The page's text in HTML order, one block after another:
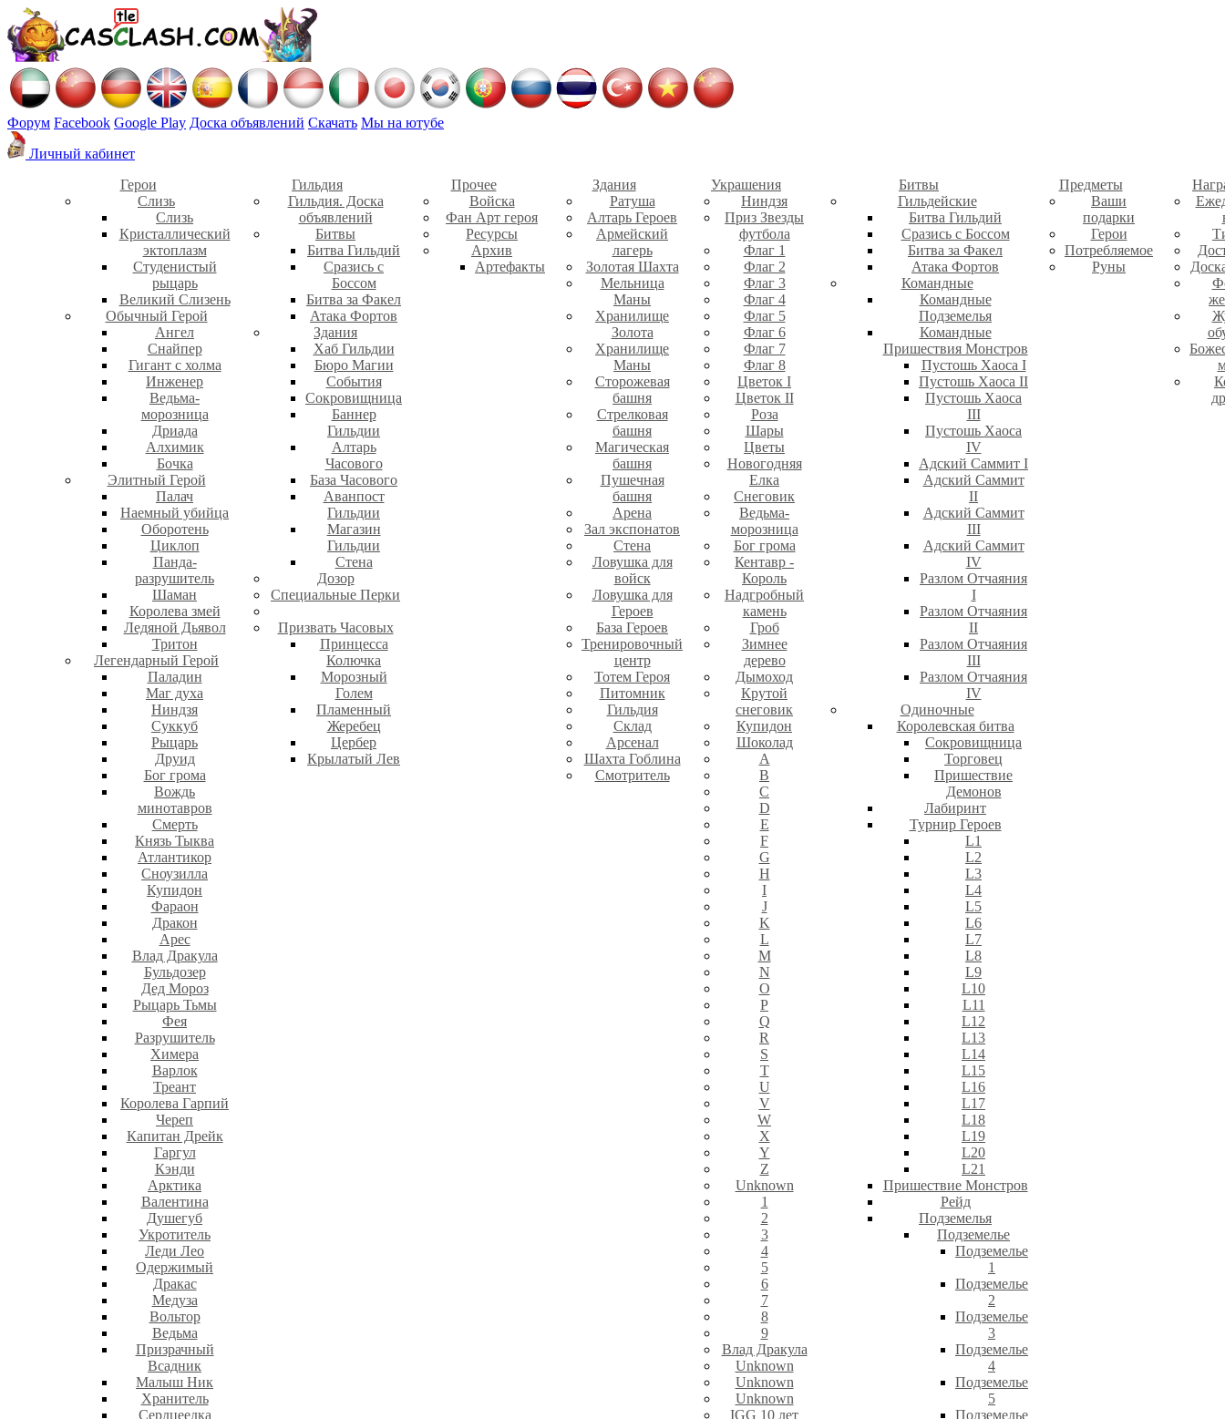
Форум Facebook Google Play Доска объявлений Скачать Мы на ютубе
Личный кабинет
Герои
Слизь
Слизь
Кристаллический
эктоплазм
Студенистый
рыцарь
Великий Слизень
Обычный Герой
Ангел
Снайпер
Гигант с холма
Инженер
Ведьма-
морозница
Дриада
Алхимик
Бочка
Элитный Герой
Палач
Наемный убийца
Оборотень
Циклоп
Панда-
разрушитель
Шаман
Королева змей
Ледяной Дьявол
Тритон
Легендарный Герой
Паладин
Маг духа
Ниндзя
Суккуб
Рыцарь
Друид
Бог грома
Вождь
минотавров
Смерть
Князь Тыква
Атлантикор
Сноузилла
Купидон
Фараон
Дракон
Арес
Влад Дракула
Бульдозер
Дед Мороз
Рыцарь Тьмы
Фея
Разрушитель
Химера
Варлок
Треант
Королева Гарпий
Череп
Капитан Дрейк
Гаргул
Кэнди
Арктика
Валентина
Душегуб
Укротитель
Леди Лео
Одержимый
Дракас
Медуза
Вольтор
Ведьма
Призрачный
Всадник
Малыш Ник
Хранитель
Сердцеедка
Гильдия
Гильдия. Доска
объявлений
Битвы
Битва Гильдий
Сразись с
Боссом
Битва за Факел
Атака Фортов
Здания
Хаб Гильдии
Бюро Магии
События
Сокровищница
Баннер
Гильдии
Алтарь
Часового
База Часового
Аванпост
Гильдии
Магазин
Гильдии
Стена
Дозор
Специальные Перки
Призвать Часовых
Принцесса
Колючка
Морозный
Голем
Пламенный
Жеребец
Цербер
Крылатый Лев
Прочее
Войска
Фан Арт героя
Ресурсы
Архив
Артефакты
Здания
Ратуша
Алтарь Героев
Армейский
лагерь
Золотая Шахта
Мельница
Маны
Хранилище
Золота
Хранилище
Маны
Сторожевая
башня
Стрелковая
башня
Магическая
башня
Пушечная
башня
Арена
Зал экспонатов
Стена
Ловушка для
войск
Ловушка для
Героев
База Героев
Тренировочный
центр
Тотем Героя
Питомник
Гильдия
Склад
Арсенал
Шахта Гоблина
Смотритель
Украшения
Ниндзя
Приз Звезды
футбола
Флаг 1
Флаг 2
Флаг 3
Флаг 4
Флаг 5
Флаг 6
Флаг 7
Флаг 8
Цветок I
Цветок II
Роза
Шары
Цветы
Новогодняя
Елка
Снеговик
Ведьма-
морозница
Бог грома
Кентавр -
Король
Надгробный
камень
Гроб
Зимнее
дерево
Дымоход
Крутой
снеговик
Купидон
Шоколад
A
B
C
D
E
F
G
H
I
J
K
L
M
N
O
P
Q
R
S
T
U
V
W
X
Y
Z
Unknown
1
2
3
4
5
6
7
8
9
Влад Дракула
Unknown
Unknown
Unknown
IGG 10 лет
Битвы
Гильдейские
Битва Гильдий
Сразись с Боссом
Битва за Факел
Атака Фортов
Командные
Командные
Подземелья
Командные
Пришествия Монстров
Пустошь Хаоса I
Пустошь Хаоса II
Пустошь Хаоса
III
Пустошь Хаоса
IV
Адский Саммит I
Адский Саммит
II
Адский Саммит
III
Адский Саммит
IV
Разлом Отчаяния
I
Разлом Отчаяния
II
Разлом Отчаяния
III
Разлом Отчаяния
IV
Одиночные
Королевская битва
Сокровищница
Торговец
Пришествие
Демонов
Лабиринт
Турнир Героев
L1
L2
L3
L4
L5
L6
L7
L8
L9
L10
L11
L12
L13
L14
L15
L16
L17
L18
L19
L20
L21
Пришествие Монстров
Рейд
Подземелья
Подземелье
Подземелье
1
Подземелье
2
Подземелье
3
Подземелье
4
Подземелье
5
Подземелье
Предметы
Ваши
подарки
Герои
Потребляемое
Руны